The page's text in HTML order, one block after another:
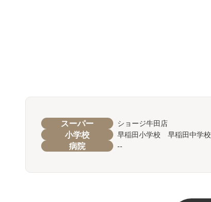
スーパー ショージ牛田店
小学校 早稲田小学校 早稲田中学校
病院 --